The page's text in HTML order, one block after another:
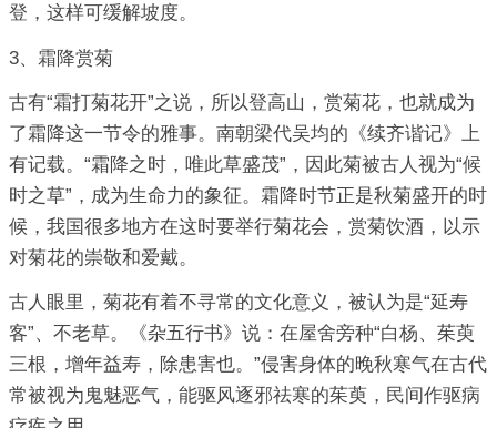
登，这样可缓解坡度。
3、霜降赏菊
古有“霜打菊花开”之说，所以登高山，赏菊花，也就成为
了霜降这一节令的雅事。南朝梁代吴均的《续齐谐记》上
有记载。“霜降之时，唯此草盛茂”，因此菊被古人视为“候
时之草”，成为生命力的象征。霜降时节正是秋菊盛开的时
候，我国很多地方在这时要举行菊花会，赏菊饮酒，以示
对菊花的崇敬和爱戴。
古人眼里，菊花有着不寻常的文化意义，被认为是“延寿
客”、不老草。《杂五行书》说：在屋舍旁种“白杨、茱萸
三根，增年益寿，除患害也。”侵害身体的晚秋寒气在古代
常被视为鬼魅恶气，能驱风逐邪祛寒的茱萸，民间作驱病